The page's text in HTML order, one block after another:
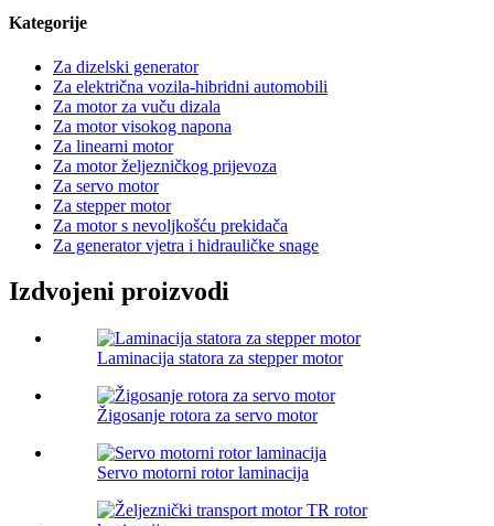
Kategorije
Za dizelski generator
Za električna vozila-hibridni automobili
Za motor za vuču dizala
Za motor visokog napona
Za linearni motor
Za motor željezničkog prijevoza
Za servo motor
Za stepper motor
Za motor s nevoljkošću prekidača
Za generator vjetra i hidrauličke snage
Izdvojeni proizvodi
Laminacija statora za stepper motor
Žigosanje rotora za servo motor
Servo motorni rotor laminacija